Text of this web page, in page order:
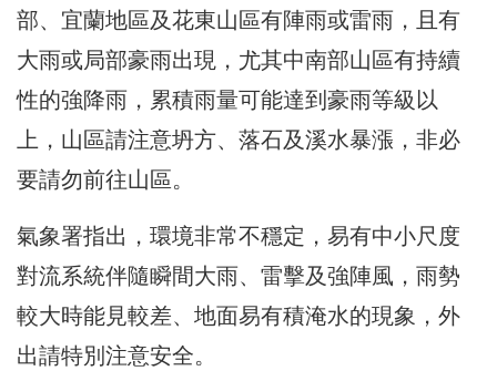
部、宜蘭地區及花東山區有陣雨或雷雨，且有
大雨或局部豪雨出現，尤其中南部山區有持續
性的強降雨，累積雨量可能達到豪雨等級以
上，山區請注意坍方、落石及溪水暴漲，非必
要請勿前往山區。
氣象署指出，環境非常不穩定，易有中小尺度
對流系統伴隨瞬間大雨、雷擊及強陣風，雨勢
較大時能見較差、地面易有積淹水的現象，外
出請特別注意安全。